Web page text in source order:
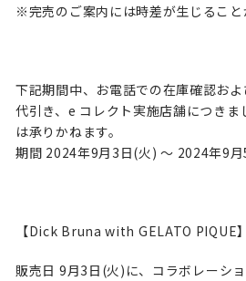
※完売のご案内には時差が⽣じること
下記期間中、お電話での在庫確認およ
代引き、e コレクト実施店舗につきま
は承りかねます。
期間 2024年9⽉3⽇(⽕) 〜 2024年9
【Dick Bruna with GELATO PIQUE】
販売日 9月3日(火)に、コラボレーシ